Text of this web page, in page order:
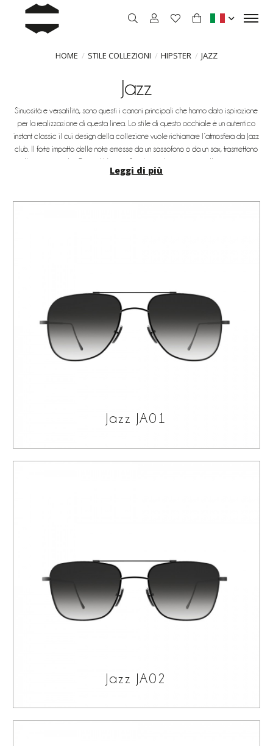
HOME STILE COLLEZIONI HIPSTER JAZZ
Jazz
Sinuosità e versatilità, sono questi i canoni principali che hanno dato ispirazione
per la realizzazione di questa linea. Lo stile di questo occhiale è un autentico
instant classic il cui design della collezione vuole richiamare l’atmosfera da Jazz
club. Il forte impatto delle note emesse da un sassofono o da un sax, trasmettono
quella sicurezza che Original Vintage Sunglasses ha tramutato nelle sue montature
, attraverso forme ampie con lineamenti decisi.
Leggi di più
Jazz JA01
Jazz JA02